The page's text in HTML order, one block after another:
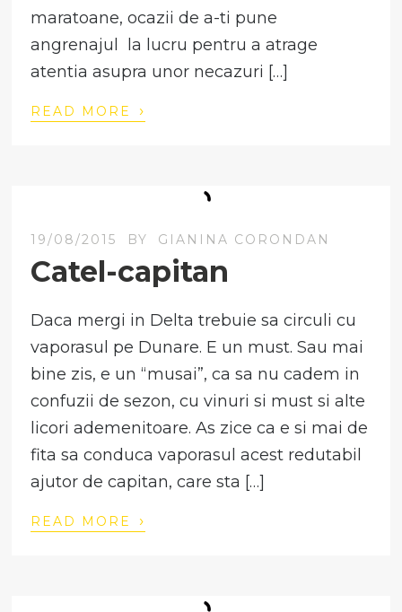
maratoane, ocazii de a-ti pune
angrenajul la lucru pentru a atrage
atentia asupra unor necazuri […]
READ MORE ›
19/08/2015 BY GIANINA CORONDAN
Catel-capitan
Daca mergi in Delta trebuie sa circuli cu
vaporasul pe Dunare. E un must. Sau mai
bine zis, e un “musai”, ca sa nu cadem in
confuzii de sezon, cu vinuri si must si alte
licori ademenitoare. As zice ca e si mai de
fita sa conduca vaporasul acest redutabil
ajutor de capitan, care sta […]
READ MORE ›